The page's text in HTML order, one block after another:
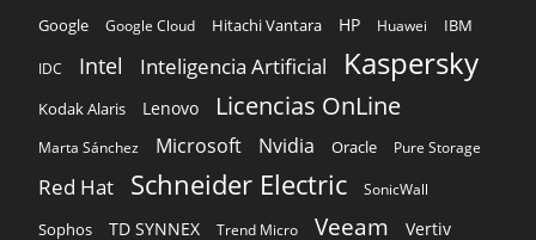
Google Google Cloud Hitachi Vantara HP Huawei IBM
IDC Intel Inteligencia Artificial Kaspersky
Kodak Alaris Lenovo Licencias OnLine
Marta Sánchez Microsoft Nvidia Oracle Pure Storage
Red Hat Schneider Electric SonicWall
Sophos TD SYNNEX Trend Micro Veeam Vertiv